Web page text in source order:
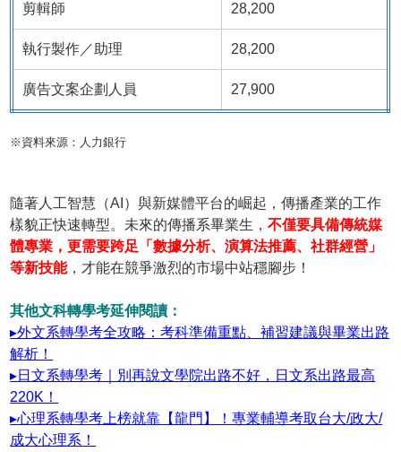
剪輯師 28,200
執行製作／助理 28,200
廣告文案企劃人員 27,900
※資料來源：人力銀行
隨著人工智慧（AI）與新媒體平台的崛起，傳播產業的工作
樣貌正快速轉型。未來的傳播系畢業生，不僅要具備傳統媒
體專業，更需要跨足「數據分析、演算法推薦、社群經營」
等新技能，才能在競爭激烈的市場中站穩腳步！
其他文科轉學考延伸閱讀：
▸外文系轉學考全攻略：考科準備重點、補習建議與畢業出路
解析！
▸日文系轉學考｜別再說文學院出路不好，日文系出路最高
220K！
▸心理系轉學考上榜就靠【龍門】！專業輔導考取台大/政大/
成大心理系！